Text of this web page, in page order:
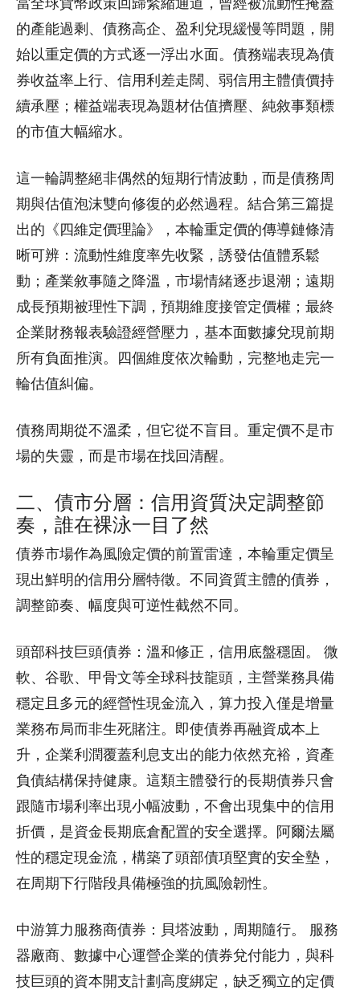
當全球貨幣政策回歸緊縮通道，曾經被流動性掩蓋
的產能過剩、債務高企、盈利兌現緩慢等問題，開
始以重定價的方式逐一浮出水面。債務端表現為債
券收益率上行、信用利差走闊、弱信用主體債價持
續承壓；權益端表現為題材估值擠壓、純敘事類標
的市值大幅縮水。
這一輪調整絕非偶然的短期行情波動，而是債務周
期與估值泡沫雙向修復的必然過程。結合第三篇提
出的《四維定價理論》，本輪重定價的傳導鏈條清
晰可辨：流動性維度率先收緊，誘發估值體系鬆
動；產業敘事隨之降溫，市場情緒逐步退潮；遠期
成長預期被理性下調，預期維度接管定價權；最終
企業財務報表驗證經營壓力，基本面數據兌現前期
所有負面推演。四個維度依次輪動，完整地走完一
輪估值糾偏。
債務周期從不溫柔，但它從不盲目。重定價不是市
場的失靈，而是市場在找回清醒。
二、債市分層：信用資質決定調整節
奏，誰在裸泳一目了然
債券市場作為風險定價的前置雷達，本輪重定價呈
現出鮮明的信用分層特徵。不同資質主體的債券，
調整節奏、幅度與可逆性截然不同。
頭部科技巨頭債券：溫和修正，信用底盤穩固。 微
軟、谷歌、甲骨文等全球科技龍頭，主營業務具備
穩定且多元的經營性現金流入，算力投入僅是增量
業務布局而非生死賭注。即使債券再融資成本上
升，企業利潤覆蓋利息支出的能力依然充裕，資產
負債結構保持健康。這類主體發行的長期債券只會
跟隨市場利率出現小幅波動，不會出現集中的信用
折價，是資金長期底倉配置的安全選擇。阿爾法屬
性的穩定現金流，構築了頭部債項堅實的安全墊，
在周期下行階段具備極強的抗風險韌性。
中游算力服務商債券：貝塔波動，周期隨行。 服務
器廠商、數據中心運營企業的債券兌付能力，與科
技巨頭的資本開支計劃高度綁定，缺乏獨立的定價